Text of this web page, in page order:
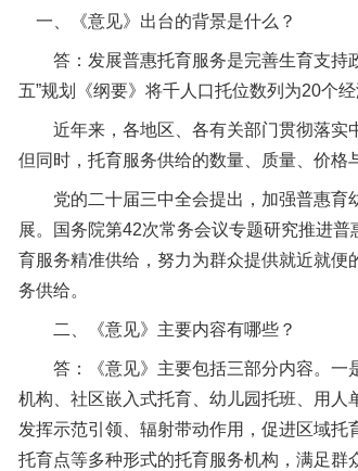
一、《意见》出台的背景是什么？
答：发展普惠托育服务是完善生育支持政
五”规划《纲要》将千人口托位数列为20个
近年来，各地区、各有关部门贯彻落实中
但同时，托育服务供给的数量、质量、价格
党的二十届三中全会提出，加强普惠育
展。国务院第42次常务会议专题研究推进
育服务精准供给，努力为群众提供就近就
务供给。
二、《意见》主要内容有哪些？
答：《意见》主要包括三部分内容。一是
机构、社区嵌入式托育、幼儿园托班、用人
发挥示范引领、辐射带动作用，促进区域托
托育点等多种形式的托育服务机构，满足